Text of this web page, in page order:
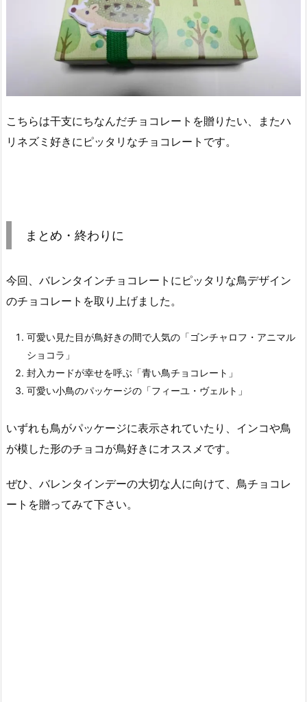
こちらは干支にちなんだチョコレートを贈りたい、またハ
リネズミ好きにピッタリなチョコレートです。
まとめ・終わりに
今回、バレンタインチョコレートにピッタリな鳥デザイン
のチョコレートを取り上げました。
可愛い見た目が鳥好きの間で人気の「ゴンチャロフ・アニマル
ショコラ」
封入カードが幸せを呼ぶ「青い鳥チョコレート」
可愛い小鳥のパッケージの「フィーユ・ヴェルト」
いずれも鳥がパッケージに表示されていたり、インコや鳥
が模した形のチョコが鳥好きにオススメです。
ぜひ、バレンタインデーの大切な人に向けて、鳥チョコレ
ートを贈ってみて下さい。